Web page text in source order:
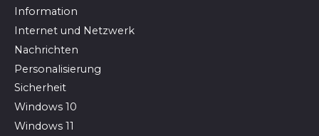
In­for­ma­ti­on
Internet und Netzwerk
Nachrichten
Personalisierung
Sicherheit
Windows 10
Windows 11